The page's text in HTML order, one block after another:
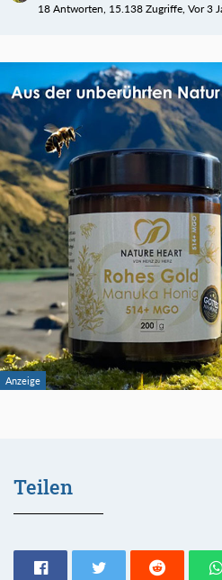
18 Antworten, 15.138 Zugriffe, Vor 3
Teilen